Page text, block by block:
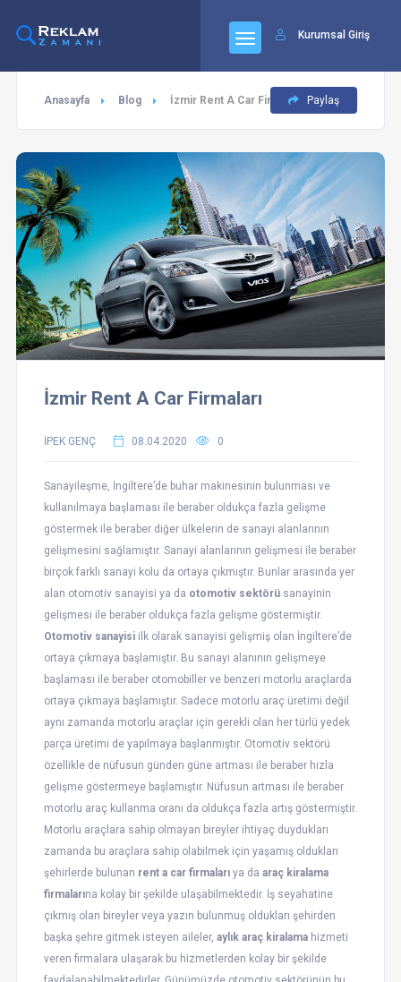
Kurumsal Giriş
Anasayfa Blog İzmir Rent A Car Firmaları Paylaş
İzmir Rent A Car Firmaları
İPEK GENÇ 08.04.2020 0
Sanayileşme, İngiltere’de buhar makinesinin bulunması ve
kullanılmaya başlaması ile beraber oldukça fazla gelişme
göstermek ile beraber diğer ülkelerin de sanayi alanlarının
gelişmesini sağlamıştır. Sanayi alanlarının gelişmesi ile beraber
birçok farklı sanayi kolu da ortaya çıkmıştır. Bunlar arasında yer
alan otomotiv sanayisi ya da otomotiv sektörüsanayinin
gelişmesi ile beraber oldukça fazla gelişme göstermiştir.
Otomotiv sanayisiilk olarak sanayisi gelişmiş olan İngiltere’de
ortaya çıkmaya başlamıştır. Bu sanayi alanının gelişmeye
başlaması ile beraber otomobiller ve benzeri motorlu araçlarda
ortaya çıkmaya başlamıştır. Sadece motorlu araç üretimi değil
aynı zamanda motorlu araçlar için gerekli olan her türlü yedek
parça üretimi de yapılmaya başlanmıştır. Otomotiv sektörü
özellikle de nüfusun günden güne artması ile beraber hızla
gelişme göstermeye başlamıştır. Nüfusun artması ile beraber
motorlu araç kullanma oranı da oldukça fazla artış göstermiştir.
Motorlu araçlara sahip olmayan bireyler ihtiyaç duydukları
zamanda bu araçlara sahip olabilmek için yaşamış oldukları
şehirlerde bulunan rent a car firmalarıya da araç kiralama
firmalarına kolay bir şekilde ulaşabilmektedir. İş seyahatine
çıkmış olan bireyler veya yazın bulunmuş oldukları şehirden
başka şehre gitmek isteyen aileler, aylık araç kiralamahizmeti
veren firmalara ulaşarak bu hizmetlerden kolay bir şekilde